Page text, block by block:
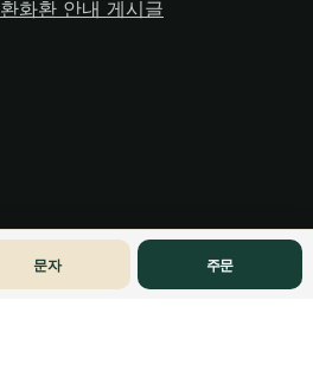
화환 안내 게시글
문자 주문